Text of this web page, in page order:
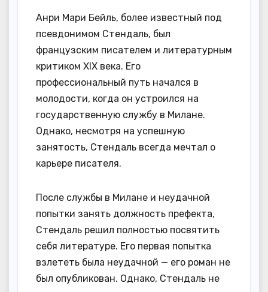
Анри Мари Бейль, более известный под
псевдонимом Стендаль, был
французским писателем и литературным
критиком XIX века. Его
профессиональный путь начался в
молодости, когда он устроился на
государственную службу в Милане.
Однако, несмотря на успешную
занятость, Стендаль всегда мечтал о
карьере писателя.
После службы в Милане и неудачной
попытки занять должность префекта,
Стендаль решил полностью посвятить
себя литературе. Его первая попытка
взлететь была неудачной — его роман не
был опубликован. Однако, Стендаль не